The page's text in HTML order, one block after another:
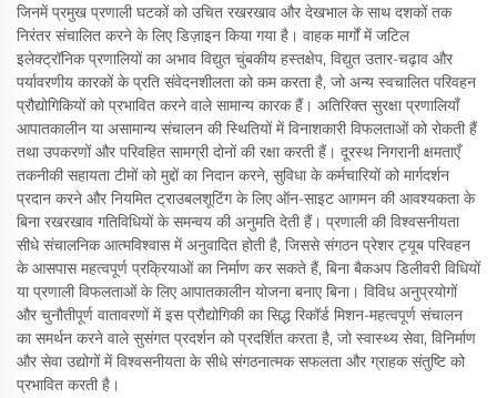
जिनमें प्रमुख प्रणाली घटकों को उचित रखरखाव और देखभाल के साथ दशकों तक
निरंतर संचालित करने के लिए डिज़ाइन किया गया है। वाहक मार्गों में जटिल
इलेक्ट्रॉनिक प्रणालियों का अभाव विद्युत चुंबकीय हस्तक्षेप, विद्युत उतार-चढ़ाव और
पर्यावरणीय कारकों के प्रति संवेदनशीलता को कम करता है, जो अन्य स्वचालित परिवहन
प्रौद्योगिकियों को प्रभावित करने वाले सामान्य कारक हैं। अतिरिक्त सुरक्षा प्रणालियाँ
आपातकालीन या असामान्य संचालन की स्थितियों में विनाशकारी विफलताओं को रोकती हैं
तथा उपकरणों और परिवहित सामग्री दोनों की रक्षा करती हैं। दूरस्थ निगरानी क्षमताएँ
तकनीकी सहायता टीमों को मुद्दों का निदान करने, सुविधा के कर्मचारियों को मार्गदर्शन
प्रदान करने और नियमित ट्राउबलशूटिंग के लिए ऑन-साइट आगमन की आवश्यकता के
बिना रखरखाव गतिविधियों के समन्वय की अनुमति देती हैं। प्रणाली की विश्वसनीयता
सीधे संचालनिक आत्मविश्वास में अनुवादित होती है, जिससे संगठन प्रेशर ट्यूब परिवहन
के आसपास महत्वपूर्ण प्रक्रियाओं का निर्माण कर सकते हैं, बिना बैकअप डिलीवरी विधियों
या प्रणाली विफलताओं के लिए आपातकालीन योजना बनाए बिना। विविध अनुप्रयोगों
और चुनौतीपूर्ण वातावरणों में इस प्रौद्योगिकी का सिद्ध रिकॉर्ड मिशन-महत्वपूर्ण संचालन
का समर्थन करने वाले सुसंगत प्रदर्शन को प्रदर्शित करता है, जो स्वास्थ्य सेवा, विनिर्माण
और सेवा उद्योगों में विश्वसनीयता के सीधे संगठनात्मक सफलता और ग्राहक संतुष्टि को
प्रभावित करती है।